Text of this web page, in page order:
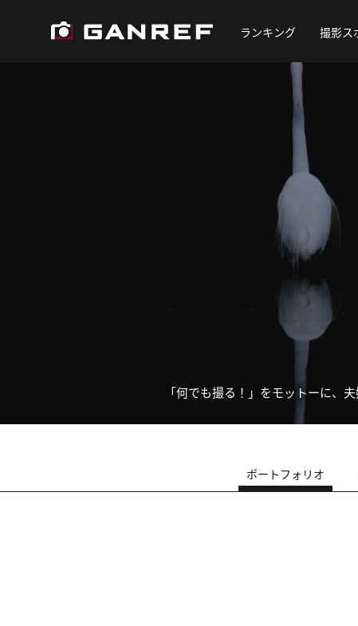
ランキング 撮影ス
「何でも撮る！」をモットーに、
ポートフォリオ